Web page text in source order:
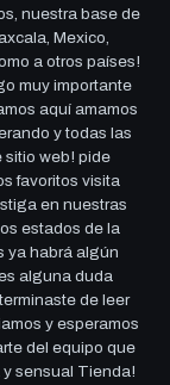
nuestra base de
Mexico,
a otros países!
muy importante
aquí amamos
y todas las
sitio web! pide
favoritos visita
en nuestras
estados de la
ya habrá algún
alguna duda
de leer
y esperamos
del equipo que
y sensual Tienda!